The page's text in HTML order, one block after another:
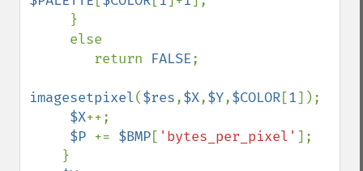
        return
FALSE;
imagesetpixel($res,$X,$Y,$COLOR[1]);
$X++;
$P += $BMP[ 'bytes_per_pixel' ];